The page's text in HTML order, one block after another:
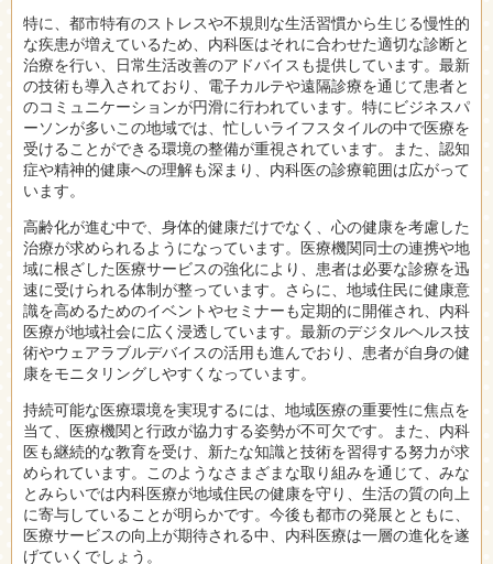
特に、都市特有のストレスや不規則な生活習慣から生じる慢性的
な疾患が増えているため、内科医はそれに合わせた適切な診断と
治療を行い、日常生活改善のアドバイスも提供しています。最新
の技術も導入されており、電子カルテや遠隔診療を通じて患者と
のコミュニケーションが円滑に行われています。特にビジネスパ
ーソンが多いこの地域では、忙しいライフスタイルの中で医療を
受けることができる環境の整備が重視されています。また、認知
症や精神的健康への理解も深まり、内科医の診療範囲は広がって
います。
高齢化が進む中で、身体的健康だけでなく、心の健康を考慮した
治療が求められるようになっています。医療機関同士の連携や地
域に根ざした医療サービスの強化により、患者は必要な診療を迅
速に受けられる体制が整っています。さらに、地域住民に健康意
識を高めるためのイベントやセミナーも定期的に開催され、内科
医療が地域社会に広く浸透しています。最新のデジタルヘルス技
術やウェアラブルデバイスの活用も進んでおり、患者が自身の健
康をモニタリングしやすくなっています。
持続可能な医療環境を実現するには、地域医療の重要性に焦点を
当て、医療機関と行政が協力する姿勢が不可欠です。また、内科
医も継続的な教育を受け、新たな知識と技術を習得する努力が求
められています。このようなさまざまな取り組みを通じて、みな
とみらいでは内科医療が地域住民の健康を守り、生活の質の向上
に寄与していることが明らかです。今後も都市の発展とともに、
医療サービスの向上が期待される中、内科医療は一層の進化を遂
げていくでしょう。